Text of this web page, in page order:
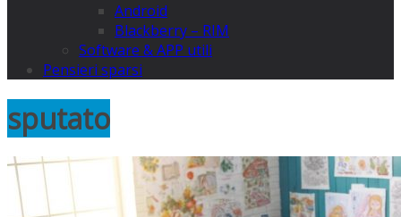
Android
Blackberry – RIM
Software & APP utili
Pensieri sparsi
sputato